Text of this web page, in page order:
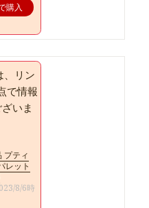
購入
プティ
レット
8/6時